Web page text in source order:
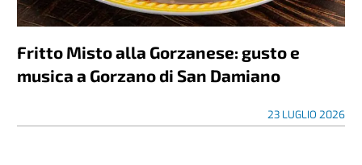
Fritto Misto alla Gorzanese: gusto e
musica a Gorzano di San Damiano
23 LUGLIO 2026